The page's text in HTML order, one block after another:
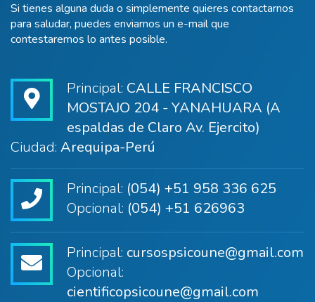
Si tienes alguna duda o simplemente quieres contactarnos
para saludar, puedes enviarnos un e-mail que
contestaremos lo antes posible.
Principal: CALLE FRANCISCO
MOSTAJO 204 - YANAHUARA (A
espaldas de Claro Av. Ejercito)
Ciudad: Arequipa-Perú
Principal: (054) +51 958 336 625
Opcional: (054) +51 626963
Principal: cursospsicoune@gmail.com
Opcional:
cientificopsicoune@gmail.com